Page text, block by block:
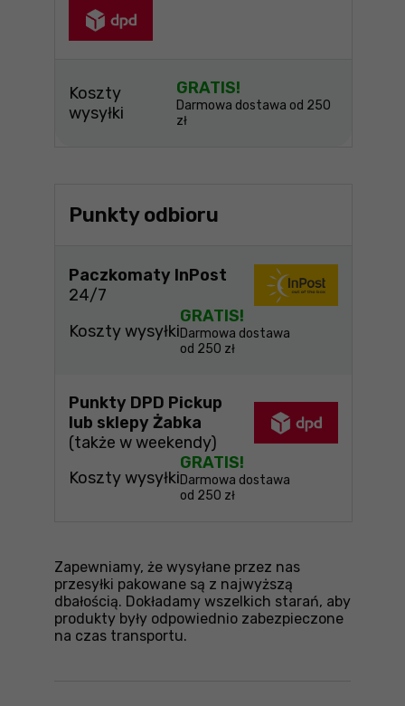
Koszty
wysyłki
GRATIS!
Darmowa dostawa od 250
zł
Punkty odbioru
Paczkomaty InPost
24/7
Koszty wysyłki
GRATIS!
Darmowa dostawa
od 250 zł
Punkty DPD Pickup
lub sklepy Żabka
(także w weekendy)
Koszty wysyłki
GRATIS!
Darmowa dostawa
od 250 zł
Zapewniamy, że wysyłane przez nas
przesyłki pakowane są z najwyższą
dbałością. Dokładamy wszelkich starań, aby
produkty były odpowiednio zabezpieczone
na czas transportu.